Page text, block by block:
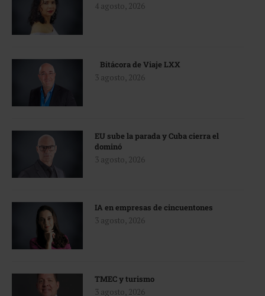
4 agosto, 2026
Bitácora de Viaje LXX
3 agosto, 2026
EU sube la parada y Cuba cierra el
dominó
3 agosto, 2026
IA en empresas de cincuentones
3 agosto, 2026
TMEC y turismo
3 agosto, 2026